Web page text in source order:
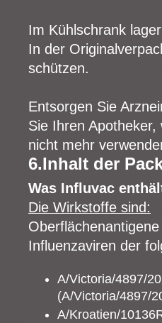
Im Kühlschrank
In der
schützen.
Entsorgen Sie
Sie Ihren
nicht mehr
6.Inhalt der
Was Influvac
Die Wirkstoffe sind:
Influenzaviren der
A/Victoria/4897/
(A/Victoria/4897/
A/Kroatien/